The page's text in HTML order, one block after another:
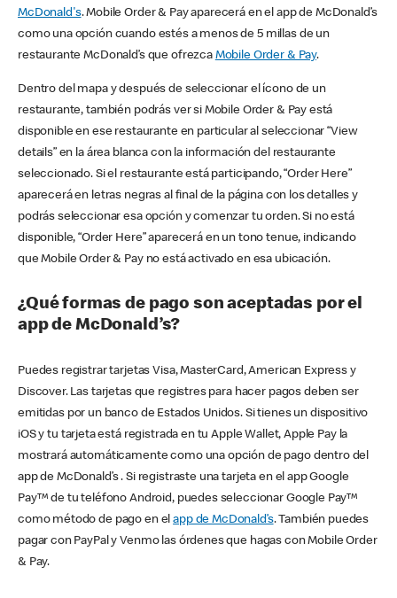
McDonald's. Mobile Order & Pay aparecerá en el app de McDonald’s
como una opción cuando estés a menos de 5 millas de un
restaurante McDonald’s que ofrezca Mobile Order & Pay.
Dentro del mapa y después de seleccionar el ícono de un
restaurante, también podrás ver si Mobile Order & Pay está
disponible en ese restaurante en particular al seleccionar “View
details” en la área blanca con la información del restaurante
seleccionado. Si el restaurante está participando, “Order Here”
aparecerá en letras negras al final de la página con los detalles y
podrás seleccionar esa opción y comenzar tu orden. Si no está
disponible, “Order Here” aparecerá en un tono tenue, indicando
que Mobile Order & Pay no está activado en esa ubicación.
¿Qué formas de pago son aceptadas por el
app de McDonald’s?
Puedes registrar tarjetas Visa, MasterCard, American Express y
Discover. Las tarjetas que registres para hacer pagos deben ser
emitidas por un banco de Estados Unidos. Si tienes un dispositivo
iOS y tu tarjeta está registrada en tu Apple Wallet, Apple Pay la
mostrará automáticamente como una opción de pago dentro del
app de McDonald’s . Si registraste una tarjeta en el app Google
Pay™ de tu teléfono Android, puedes seleccionar Google Pay™
como método de pago en elapp de McDonald’s. También puedes
pagar con PayPal y Venmo las órdenes que hagas con Mobile Order
& Pay.